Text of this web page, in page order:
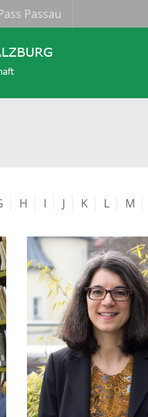
Passau
H I J K L M